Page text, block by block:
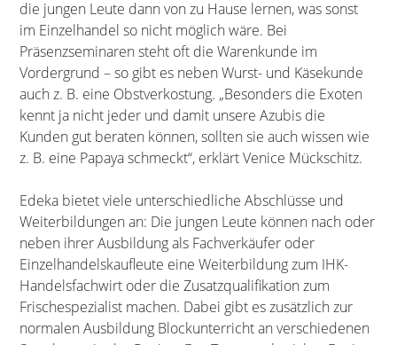
die jungen Leute dann von zu Hause lernen, was sonst
im Einzelhandel so nicht möglich wäre. Bei
Präsenzseminaren steht oft die Warenkunde im
Vordergrund – so gibt es neben Wurst- und Käsekunde
auch z. B. eine Obstverkostung. „Besonders die Exoten
kennt ja nicht jeder und damit unsere Azubis die
Kunden gut beraten können, sollten sie auch wissen wie
z. B. eine Papaya schmeckt“, erklärt Venice Mückschitz.
Edeka bietet viele unterschiedliche Abschlüsse und
Weiterbildungen an: Die jungen Leute können nach oder
neben ihrer Ausbildung als Fachverkäufer oder
Einzelhandelskaufleute eine Weiterbildung zum IHK-
Handelsfachwirt oder die Zusatzqualifikation zum
Frischespezialist machen. Dabei gibt es zusätzlich zur
normalen Ausbildung Blockunterricht an verschiedenen